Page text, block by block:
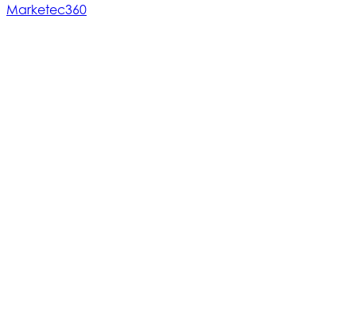
Marketec360